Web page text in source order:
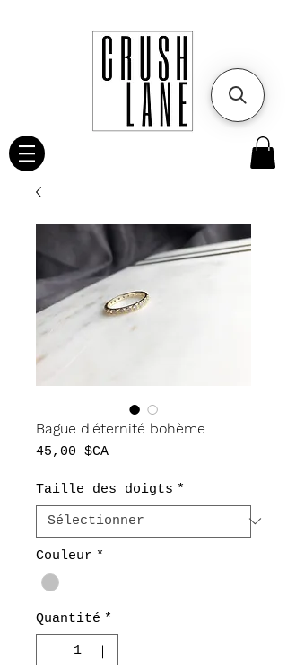
Bague d'éternité bohème
45,00 $CAPrix
Taille des doigts *
Couleur *
Quantité *